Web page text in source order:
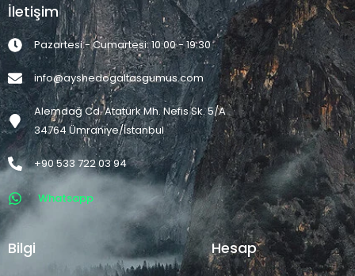
1 2 3 4 5 →
İletişim
Pazartesi - Cumartesi: 10:00 - 19:30
info@ayshedogaltasgumus.com
Alemdağ Cd. Atatürk Mh. Nefis Sk. 5/A
34764 Ümraniye/İstanbul
+90 533 722 03 94
Whatsapp
Bilgi Hesap